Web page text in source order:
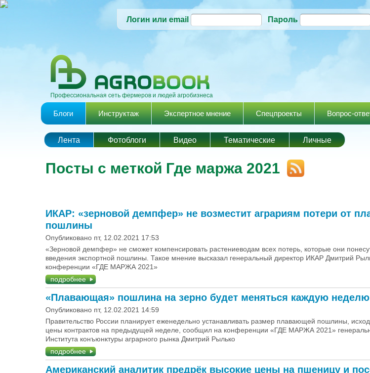
Перейти к
содержанию
Логин или email Пароль
Профессиональная сеть фермеров и людей агробизнеса
Главное меню
Блоги Инструктаж Экспертное мнение Спецпроекты Вопрос-
Лента Фотоблоги Видео Тематические Личные
Посты с меткой Где маржа 2021
ИКАР: «зерновой демпфер» не возместит аграриям потери от
пошлины
Опубликовано пт, 12.02.2021 17:53
«Зерновой демпфер» не сможет компенсировать растениеводам всех потерь, которые они
введения экспортной пошлины. Такое мнение высказал генеральный директор ИКАР Дмитрий
конференции «ГДЕ МАРЖА 2021»
подробнее
«Плавающая» пошлина на зерно будет меняться каждую неделю
Опубликовано пт, 12.02.2021 14:59
Правительство России планирует еженедельно устанавливать размер плавающей пошлины,
цены контрактов на предыдущей неделе, сообщил на конференции «ГДЕ МАРЖА 2021»
Института конъюнктуры аграрного рынка Дмитрий Рылько
подробнее
Американский аналитик предрёк высокие цены на пшеницу и